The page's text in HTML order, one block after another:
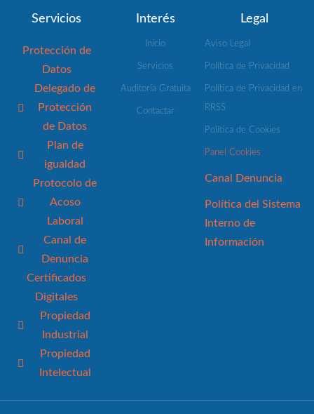
Servicios
Protección de
Datos
Delegado de
Protección
de Datos
Plan de
igualdad
Protocolo de
Acoso
Laboral
Canal de
Denuncia
Certificados
Digitales
Propiedad
Industrial
Propiedad
Intelectual
Interés
Inicio
Servicios
Auditoría Gratuita
Contactar
Legal
Aviso Legal
Política de Privacidad
Política de Privacidad en
RRSS
Política de Cookies
Panel Cookies
Canal Denuncia
Política del Sistema
Interno de
Información